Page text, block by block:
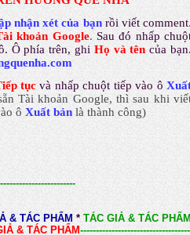
nhận xét của bạn rồi viết comment
khoản Google. Sau đó nhấp
Ô phía trên, ghi Họ và tên của
tục và nhấp chuột tiếp vào ô
Tài khoản Google, thì sau khi
ô Xuất bản là thành công)
& TÁC PHẨM * TÁC GIẢ & TÁC
& TÁC PHẨM-----------------------------------